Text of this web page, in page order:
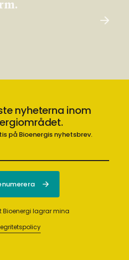
nyheterna inom
på Bioenergis nyhetsbrev.
lagrar mina